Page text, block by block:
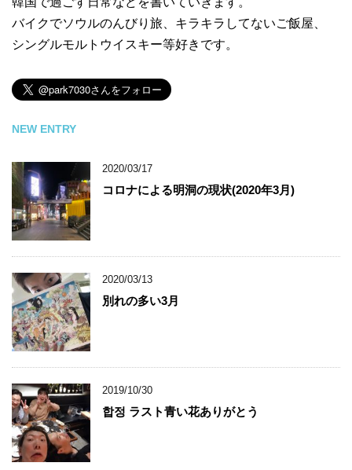
バイクでソウルのんびり旅、キラキラしてないご飯屋、
シングルモルトウイスキー等好きです。
NEW ENTRY
2020/03/17
コロナによる明洞の現状(2020年3月)
2020/03/13
別れの多い3月
2019/10/30
합정 ラスト青い花ありがとう